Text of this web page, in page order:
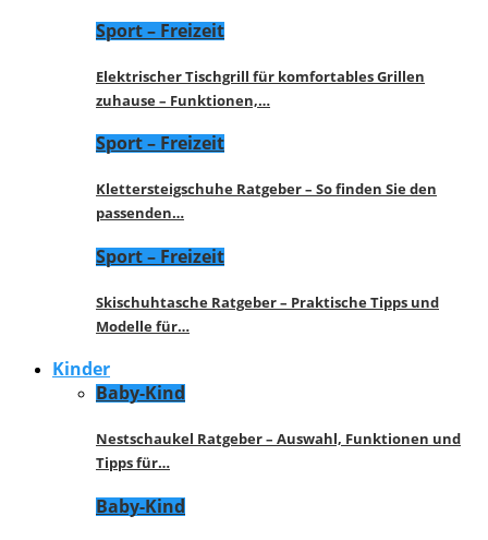
Sport – Freizeit
Elektrischer Tischgrill für komfortables Grillen
zuhause – Funktionen,…
Sport – Freizeit
Klettersteigschuhe Ratgeber – So finden Sie den
passenden…
Sport – Freizeit
Skischuhtasche Ratgeber – Praktische Tipps und
Modelle für…
Kinder
Baby-Kind
Nestschaukel Ratgeber – Auswahl, Funktionen und
Tipps für…
Baby-Kind